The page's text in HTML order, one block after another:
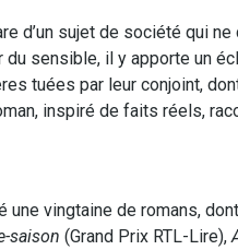
d’un sujet de société qui
du sensible, il y apporte un
tuées par leur conjoint,
inspiré de faits réels,
une vingtaine de romans, dont
saison (Grand Prix RTL-Lire),